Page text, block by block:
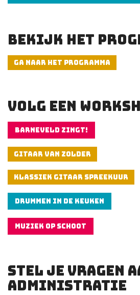
BEKIJK HET
GA NAAR HET PROGRAMMA
VOLG EEN
BARNEVELD ZINGT!
GITAAR VAN ZOLDER
KLASSIEK GITAAR SPREEKUUR
DRUMMEN IN DE KEUKEN
MUZIEK OP SCHOOT
STEL JE VRAGEN
ADMINISTRATIE